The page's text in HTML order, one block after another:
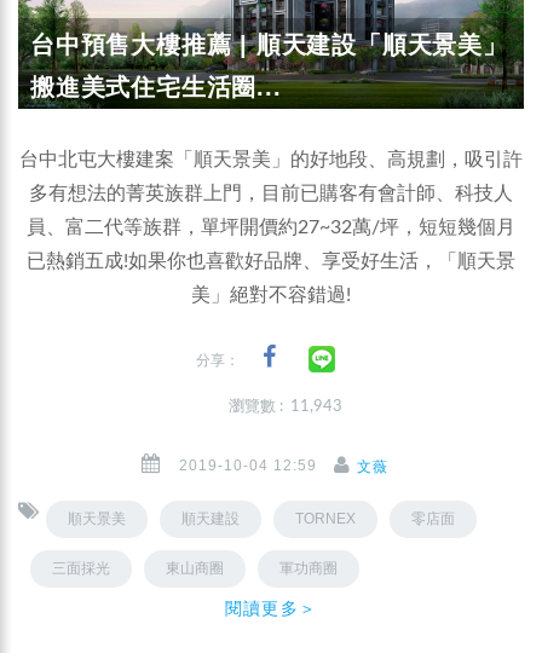
台中預售大樓推薦 | 順天建設「順天景美」
搬進美式住宅生活圈...
台中北屯大樓建案「順天景美」的好地段、高規劃，吸引許
多有想法的菁英族群上門，目前已購客有會計師、科技人
員、富二代等族群，單坪開價約27~32萬/坪，短短幾個月
已熱銷五成!如果你也喜歡好品牌、享受好生活，「順天景
美」絕對不容錯過!
分享：
瀏覽數 : 11,943
2019-10-04 12:59 文薇
順天景美 順天建設 TORNEX 零店面
三面採光 東山商圈 軍功商圈
閱讀更多＞